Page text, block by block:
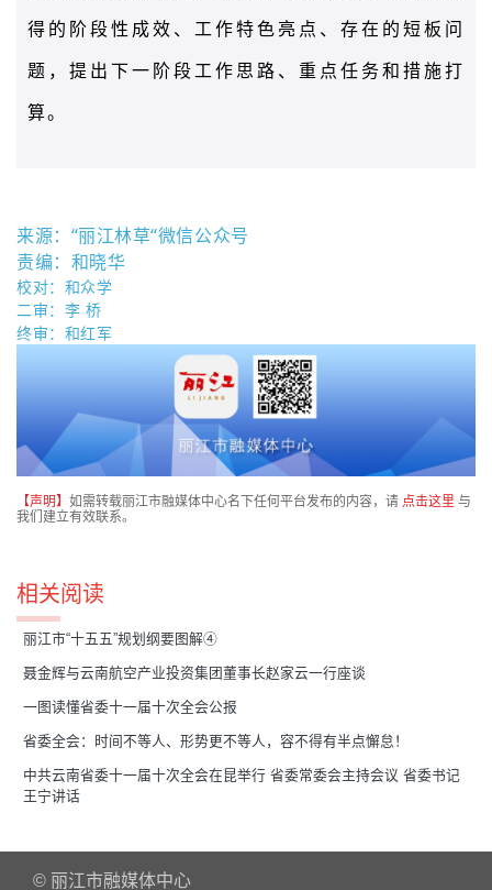
得的阶段性成效、工作特色亮点、存在的短板问
题，提出下一阶段工作思路、重点任务和措施打
算。
来源：“丽江林草“微信公众号
责编：和晓华
校对：和众学
二审：李 桥
终审：和红军
【声明】 如需转载丽江市融媒体中心名下任何平台发布的内容，请 点击这里 与
我们建立有效联系。
相关阅读
丽江市“十五五”规划纲要图解④
聂金辉与云南航空产业投资集团董事长赵家云一行座谈
一图读懂省委十一届十次全会公报
省委全会：时间不等人、形势更不等人，容不得有半点懈怠！
中共云南省委十一届十次全会在昆举行 省委常委会主持会议 省委书记
王宁讲话
© 丽江市融媒体中心